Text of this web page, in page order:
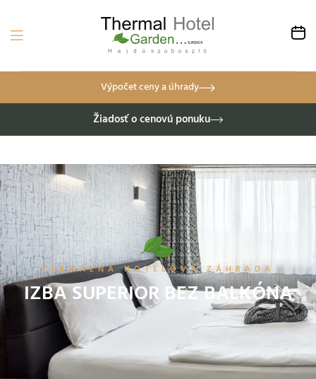
Výpočet ceny a úhrady
Žiadosť o cenovú ponuku
TERMÁLNA HOTELOVÁ ZÁHRADA
IZBA SUPERIOR BEZ BALKÓNA